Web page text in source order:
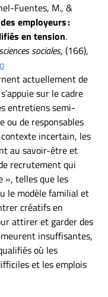
Fuentes, M., &
employeurs :
en tension.
sociales, (166),
actuellement de
sur le cadre
entretiens semi-
ou de responsables
incertain, les
au savoir-être et
recrutement qui
», telles que les
le modèle familial et
créatifs en
attirer et garder des
insuffisantes,
où les
et les emplois